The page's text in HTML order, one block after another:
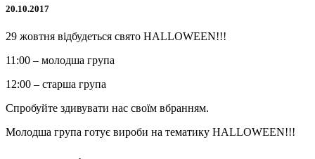
20.10.2017
29 жовтня відбудеться свято HALLOWEEN!!!
11:00 – молодша група
12:00 – старша група
Спробуйте здивувати нас своїм вбранням.
Молодша група готує вироби на тематику HALLOWEEN!!!